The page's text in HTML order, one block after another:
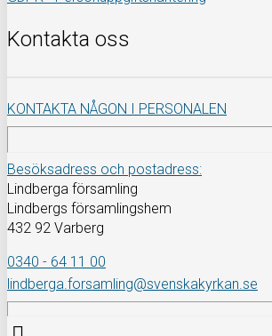
Kontakta oss
KONTAKTA NÅGON I PERSONALEN
Besöksadress och postadress:
Lindberga församling
Lindbergs församlingshem
432 92 Varberg
0340 - 64 11 00
lindberga.forsamling@svenskakyrkan.se